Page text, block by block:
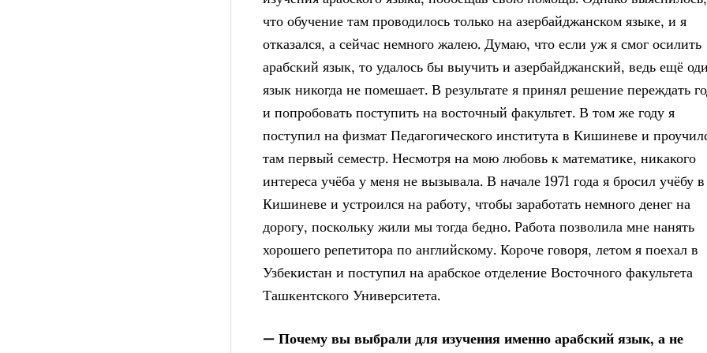
что обучение там проводилось только на азербайджанском языке, и я
отказался, а сейчас немного жалею. Думаю, что если уж я смог осилить
арабский язык, то удалось бы выучить и азербайджанский, ведь ещё
язык никогда не помешает. В результате я принял решение переждать
и попробовать поступить на восточный факультет. В том же году я
поступил на физмат Педагогического института в Кишиневе и
там первый семестр. Несмотря на мою любовь к математике, никакого
интереса учёба у меня не вызывала. В начале 1971 года я бросил учёбу в
Кишиневе и устроился на работу, чтобы заработать немного денег на
дорогу, поскольку жили мы тогда бедно. Работа позволила мне нанять
хорошего репетитора по английскому. Короче говоря, летом я поехал в
Узбекистан и поступил на арабское отделение Восточного факультета
Ташкентского Университета.
— Почему вы выбрали для изучения именно арабский язык, а не